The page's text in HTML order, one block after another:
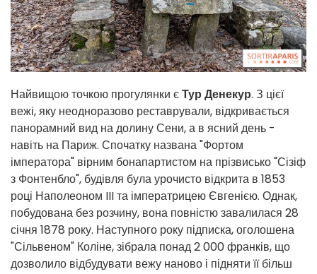
Найвищою точкою прогулянки єТур Денекур. З цієї
вежі, яку неодноразово реставрували, відкривається
панорамний вид на долину Сени, а в ясний день -
навіть на Париж. Спочатку названа "Фортом
імператора" вірним бонапартистом на прізвисько "Сізіф
з Фонтенбло", будівля була урочисто відкрита в 1853
році Наполеоном III та імператрицею Євгенією. Однак,
побудована без розчину, вона повністю завалилася 28
січня 1878 року. Наступного року підписка, оголошена
"Сільвеном" Коліне, зібрала понад 2 000 франків, що
дозволило відбудувати вежу наново і підняти її більш